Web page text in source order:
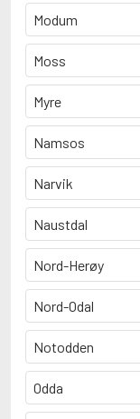
Modum
Moss
Myre
Namsos
Narvik
Naustdal
Nord-Herøy
Nord-Odal
Notodden
Odda